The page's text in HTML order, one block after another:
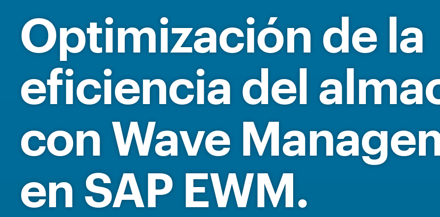
Optimización de la
eficiencia del
con Wave
en SAP EWM.